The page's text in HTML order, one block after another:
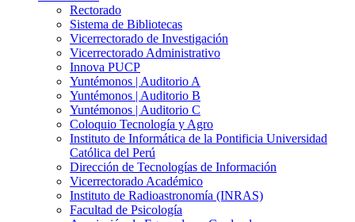
Rectorado
Sistema de Bibliotecas
Vicerrectorado de Investigación
Vicerrectorado Administrativo
Innova PUCP
Yuntémonos | Auditorio A
Yuntémonos | Auditorio B
Yuntémonos | Auditorio C
Coloquio Tecnología y Agro
Instituto de Informática de la Pontificia Universidad
Católica del Perú
Dirección de Tecnologías de Información
Vicerrectorado Académico
Instituto de Radioastronomía (INRAS)
Facultad de Psicología